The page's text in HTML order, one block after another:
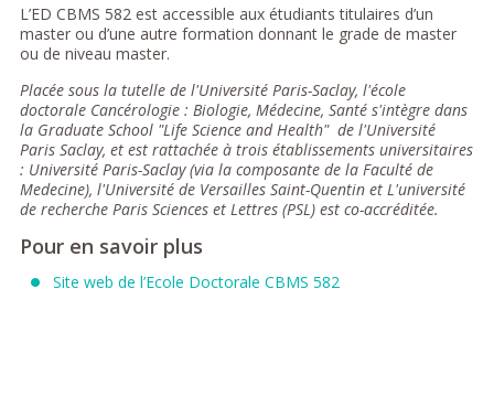
L’ED CBMS 582 est accessible aux étudiants titulaires d’un
master ou d’une autre formation donnant le grade de master
ou de niveau master.
Placée sous la tutelle de l'Université Paris-Saclay, l'école
doctorale Cancérologie : Biologie, Médecine, Santé s'intègre dans
la Graduate School "Life Science and Health" de l'Université
Paris Saclay, et est rattachée à trois établissements universitaires
: Université Paris-Saclay (via la composante de la Faculté de
Medecine), l'Université de Versailles Saint-Quentin et L'université
de recherche Paris Sciences et Lettres (PSL) est co-accréditée.
Pour en savoir plus
Site web de l’Ecole Doctorale CBMS 582